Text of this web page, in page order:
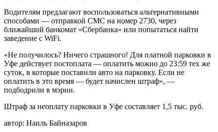
Водителям предлагают воспользоваться альтернативными
способами — отправкой СМС на номер 2730, через
ближайший банкомат «Сбербанка» или попытаться найти
заведение с WiFi.
«Не получилось? Ничего страшного! Для платной парковки в
Уфе действует постоплата — оплатить можно до 23:59 тех же
суток, в которые поставили авто на парковку. Если не
оплатить в это время — будет начислен штраф», —
подбодрили в мэрии.
Штраф за неоплату парковки в Уфе составляет 1,5 тыс. руб.
автор: Наиль Байназаров